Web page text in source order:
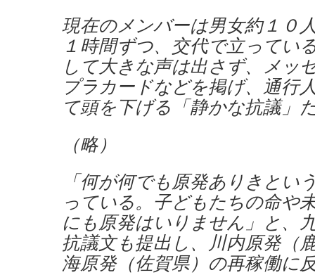
現在のメンバーは男女約１０
１時間ずつ、交代で立ってい
して大きな声は出さず、メッ
プラカードなどを掲げ、通行
て頭を下げる「静かな抗議」
（略）
「何が何でも原発ありきとい
っている。子どもたちの命や
にも原発はいりません」と、
抗議文も提出し、川内原発（
海原発（佐賀県）の再稼働に